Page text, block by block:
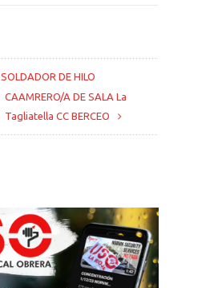
SOLDADOR DE HILO
CAAMRERO/A DE SALA La
Tagliatella CC BERCEO